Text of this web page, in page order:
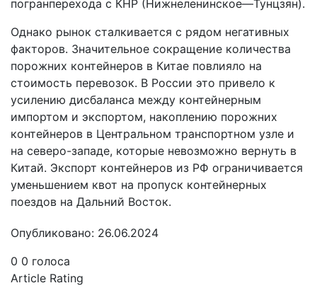
погранперехода с КНР (Нижнеленинское—Тунцзян).
Однако рынок сталкивается с рядом негативных
факторов. Значительное сокращение количества
порожних контейнеров в Китае повлияло на
стоимость перевозок. В России это привело к
усилению дисбаланса между контейнерным
импортом и экспортом, накоплению порожних
контейнеров в Центральном транспортном узле и
на северо-западе, которые невозможно вернуть в
Китай. Экспорт контейнеров из РФ ограничивается
уменьшением квот на пропуск контейнерных
поездов на Дальний Восток.
Опубликовано: 26.06.2024
0 0 голоса
Article Rating